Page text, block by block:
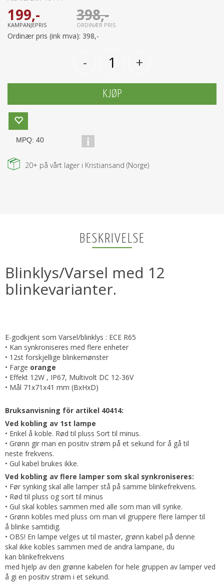
199,-
KAMPANJEPRIS
398,-
ORDINÆR PRIS
Ordinær pris (ink mva): 398,-
- +
KJØP
MPQ: 40
20+ på vårt lager i Kristiansand (Norge)
BESKRIVELSE
Blinklys/Varsel med 12
blinkevarianter.
E-godkjent som Varsel/blinklys : ECE R65
• Kan synkroniseres med flere enheter
• 12st forskjellige blinkemønster
• Farge orange
• Effekt 12W , IP67, Multivolt DC 12-36V
• Mål 71x71x41 mm (BxHxD)
Bruksanvisning för artikel 40414:
Ved kobling av 1st lampe
• Enkel å koble. Rød til pluss Sort til minus.
• Grønn gir man en positiv strøm på et sekund for å gå til
neste frekvens.
• Gul kabel brukes ikke.
Ved kobling av flere lamper som skal synkroniseres:
• Før synking skal alle lamper stå på samme blinkefrekvens.
• Rød til pluss og sort til minus
• Gul skal kobles sammen med alle som man vill synke.
• Grønn kobles med pluss om man vil gruppere flere lamper til
å blinke samtidig.
• OBS! En lampe velges ut til master, grønn kabel på denne
skal ikke kobles sammen med de andra lampane, du
kan blinkefrekvens
med hjelp av den grønne kabelen for hele gruppen av lamper ved
å gi en positiv strøm i et sekund.